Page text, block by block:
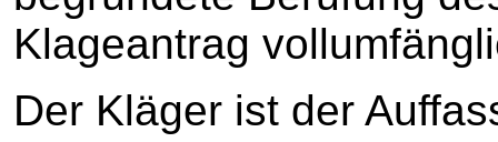
Klageantrag
Der Kläger ist der